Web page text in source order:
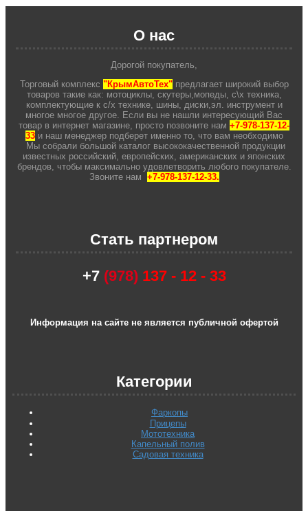
О нас
Дорогой покупатель,
Торговый комплекс "КрымАвтоТех"предлагает широкий выбор
товаров такие как: мотоциклы, скутеры,мопеды, с\х техника,
комплектующие к с/х технике, шины, диски,эл. инструмент и
многое многое другое. Если вы не нашли интересующий Вас
товар в интернет магазине, просто позвоните нам +7-978-137-12-
33 и наш менеджер подберет именно то, что вам необходимо
Мы собрали большой каталог высококачественной продукции
известных российский, европейских, американских и японских
брендов, чтобы максимально удовлетворить любого покупателе.
Звоните нам +7-978-137-12-33.
Стать партнером
+7(978) 137 - 12 - 33
Информация на сайте не является публичной офертой
Категории
Фаркопы
Прицепы
Мототехника
Капельный полив
Садовая техника